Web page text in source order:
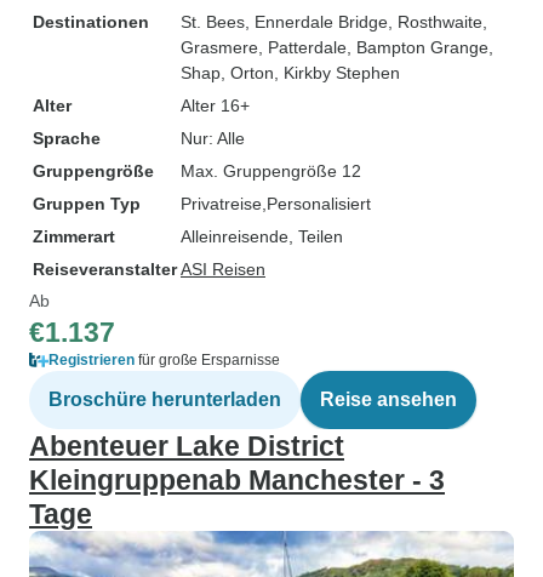
Destinationen
St. Bees , Ennerdale Bridge , Rosthwaite
Grasmere , Patterdale , Bampton Grange
Shap , Orton , Kirkby Stephen
Alter
Alter 16+
Sprache
Nur: Alle
Gruppengröße
Max. Gruppengröße 12
Gruppen Typ
Privatreise Personalisiert
Zimmerart
Alleinreisende, Teilen
ReiseveranstalterASI Reisen
Ab
€1.137
Registrieren für große Ersparnisse
Broschüre herunterladen Reise ansehen
Abenteuer Lake District
Kleingruppenab Manchester - 3
Tage